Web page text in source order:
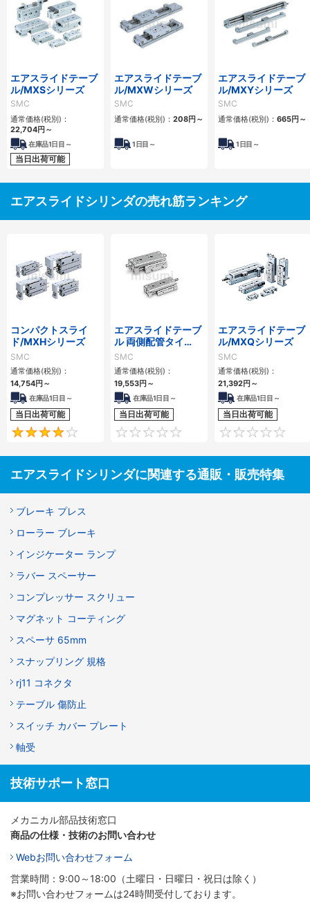
エアスライドテーブ
ル/MXSシリーズ
SMC
通常価格(税別)：
22,704円 ～
在庫品1日目～
当日出荷可能
エアスライドテーブ
ル/MXWシリーズ
SMC
通常価格(税別)： 208円 ～
1 日目～
エアスライドテーブ
ル/MXYシリーズ
SMC
通常価格(税別)： 665円 ～
1 日目～
エアスライドシリンダの売れ筋ランキング
コンパクトスライ
ド/MXHシリーズ
SMC
通常価格(税別)：
14,754円 ～
在庫品1日目～
当日出荷可能
4
エアスライドテーブ
ル 両側配管タイ
プ/MXQ□Aシリー
ズ
SMC
通常価格(税別)：
19,553円 ～
在庫品1日目～
当日出荷可能
0
エアスライドテーブ
ル/MXQシリーズ
SMC
通常価格(税別)：
21,392円 ～
在庫品1日目～
当日出荷可能
エアスライドシリンダに関連する通販・販売特集
ブレーキ プレス
ローラー ブレーキ
インジケーター ランプ
ラバー スペーサー
コンプレッサー スクリュー
マグネット コーティング
スペーサ 65mm
スナップリング 規格
rj11 コネクタ
テーブル 傷防止
スイッチ カバー プレート
軸受
技術サポート窓口
メカニカル部品技術窓口
商品の仕様・技術のお問い合わせ
Webお問い合わせフォーム
営業時間：9:00～18:00（土曜日・日曜日・祝日は除く）
※お問い合わせフォームは24時間受付しております。